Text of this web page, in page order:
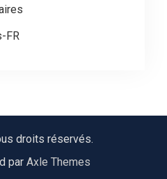
FR
droits réservés.
parAxle Themes